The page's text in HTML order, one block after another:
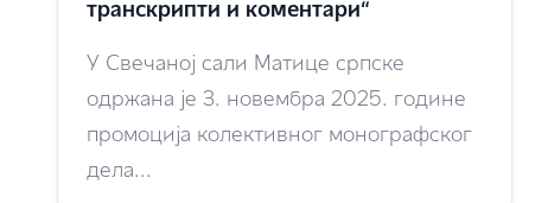
транскрипти и коментари“
У Свечаној сали Матице српске
одржана је 3. новембра 2025. године
промоција колективног монографског
дела...